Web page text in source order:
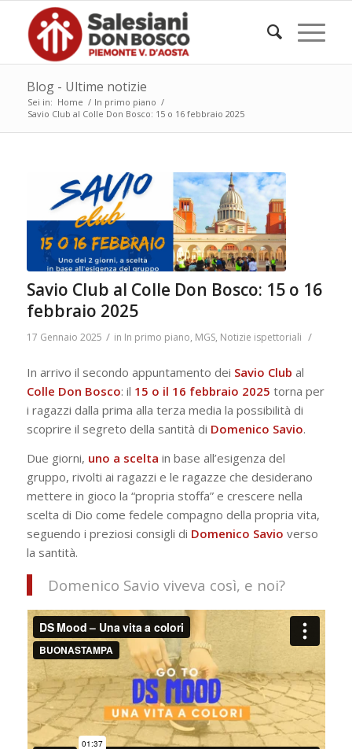
Blog - Ultime notizie
Sei in: Home / In primo piano /
Savio Club al Colle Don Bosco: 15 o 16 febbraio 2025
Savio Club al Colle Don Bosco: 15 o 16
febbraio 2025
17 Gennaio 2025 / in In primo piano, MGS, Notizie ispettoriali /
In arrivo il secondo appuntamento dei Savio Club al
Colle Don Bosco: il 15 o il 16 febbraio 2025 torna per
i ragazzi dalla prima alla terza media la possibilità di
scoprire il segreto della santità di Domenico Savio.
Due giorni, uno a scelta in base all’esigenza del
gruppo, rivolti ai ragazzi e le ragazze che desiderano
mettere in gioco la “propria stoffa” e crescere nella
scelta di Dio come fedele compagno della propria vita,
seguendo i preziosi consigli di Domenico Savio verso
la santità.
Domenico Savio viveva così, e noi?